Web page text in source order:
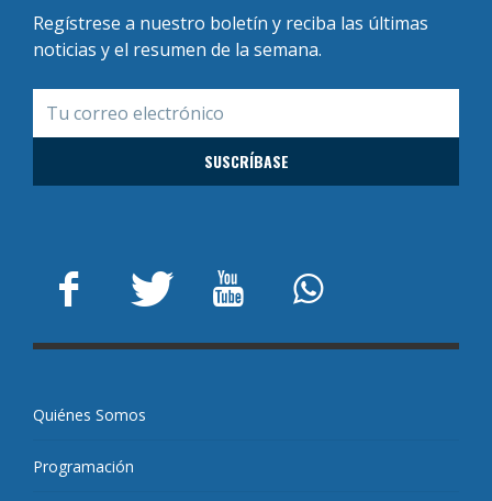
Regístrese a nuestro boletín y reciba las últimas
noticias y el resumen de la semana.
Quiénes Somos
Programación